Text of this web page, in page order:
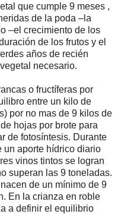
que cumple 9 meses ,
de la poda –la
–el crecimiento de los
de los frutos y el
años de recién
necesario.
o fructíferas por
entre un kilo de
por no mas de 9 kilos de
hojas por brote para
de fotosíntesis. Durante
un aporte hídrico diario
vinos tintos se logran
superan las 9 toneladas.
de un mínimo de 9
En la crianza en roble
a definir el equilibrio